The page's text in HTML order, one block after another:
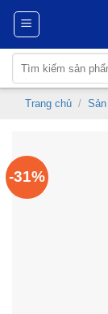
Skip
content
kiếm:
Trang chủ /
-31%